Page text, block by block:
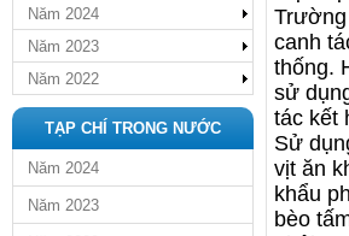
Năm 2024
Năm 2023
Năm 2022
TẠP CHÍ TRONG NƯỚC
Năm 2024
Năm 2023
canh
thống.
sử
tác kết
Sử
vịt ăn
khẩu
bèo